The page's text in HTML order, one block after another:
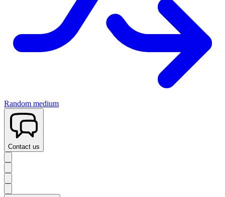
Random medium
Contact us